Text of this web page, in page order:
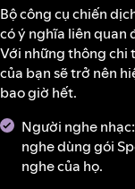
Bộ công cụ chiến
có ý nghĩa liên quan
Với những thông chi
của bạn sẽ trở nên
bao giờ hết.
Người nghe
nghe dùng gói
nghe của họ.